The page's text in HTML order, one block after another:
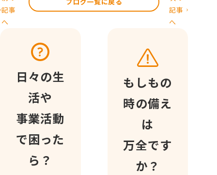
記事
へ
記事
へ
日々の生
活や
事業活動
で困った
ら？
もしもの
時の備え
は
万全です
か？